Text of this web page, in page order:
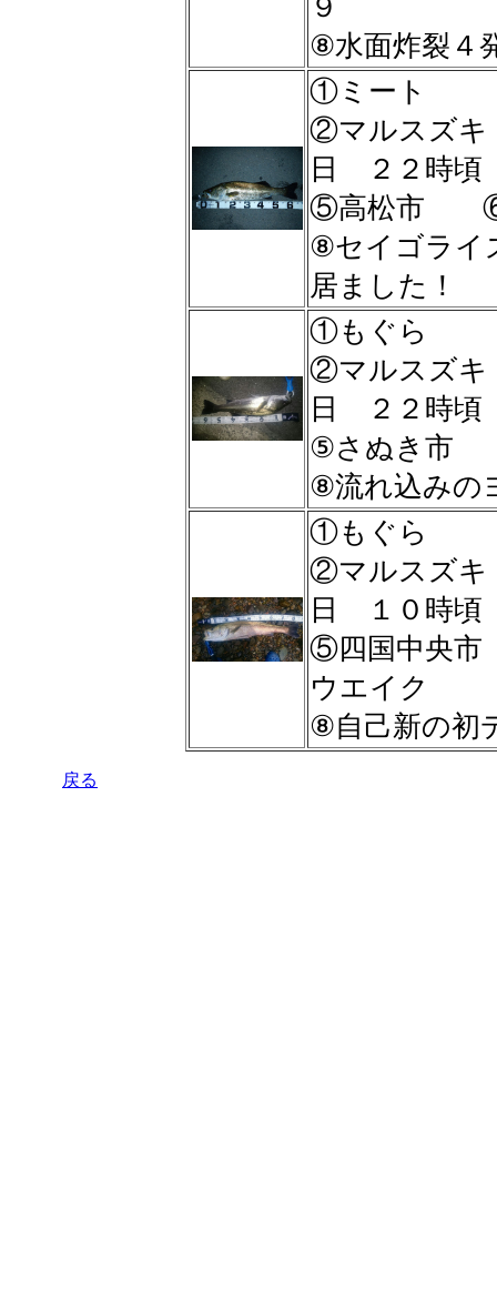
９
⑧水面炸裂４
①ミート
②マルスズ
日 ２２時
⑤高松市 ⑥
⑧セイゴライ
居ました！
①もぐら
②マルスズ
日 ２２時
⑤さぬき市
⑧流れ込みの
①もぐら
②マルスズ
日 １０時
⑤四国中央
ウエイク
⑧自己新の初
戻る